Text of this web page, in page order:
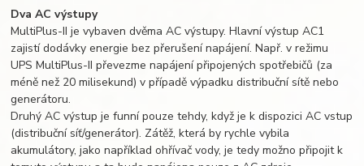
Dva AC výstupy
MultiPlus-II je vybaven dvěma AC výstupy. Hlavní výstup AC1
zajistí dodávky energie bez přerušení napájení. Např. v režimu
UPS MultiPlus-II převezme napájení připojených spotřebičů (za
méně než 20 milisekund) v případě výpadku distribuční sítě nebo
generátoru.
Druhý AC výstup je funní pouze tehdy, když je k dispozici AC vstup
(distribuční síť/generátor). Zátěž, která by rychle vybila
akumulátory, jako například ohřívač vody, je tedy možno připojit k